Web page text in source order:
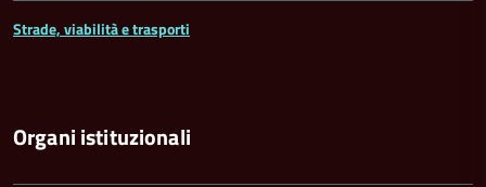
Strade, viabilità e trasporti
Organi istituzionali